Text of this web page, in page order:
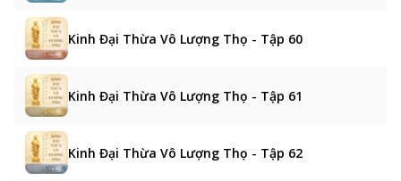
Kinh Đại Thừa Vô Lượng Thọ - Tập 60
Kinh Đại Thừa Vô Lượng Thọ - Tập 61
Kinh Đại Thừa Vô Lượng Thọ - Tập 62